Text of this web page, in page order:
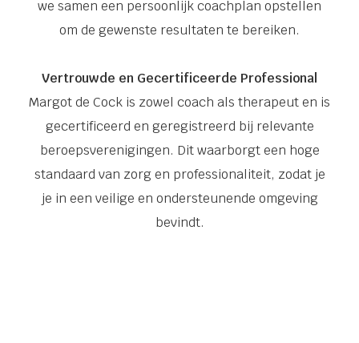
we samen een persoonlijk coachplan opstellen
om de gewenste resultaten te bereiken.
Vertrouwde en Gecertificeerde Professional
Margot de Cock is zowel coach als therapeut en is
gecertificeerd en geregistreerd bij relevante
beroepsverenigingen. Dit waarborgt een hoge
standaard van zorg en professionaliteit, zodat je
je in een veilige en ondersteunende omgeving
bevindt.